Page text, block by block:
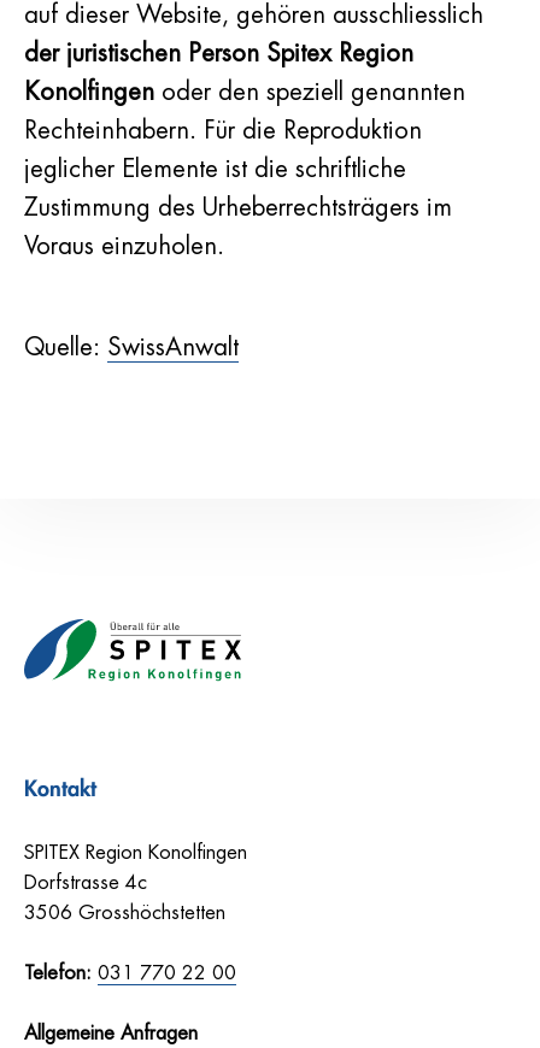
auf dieser Website, gehören ausschliesslich
der juristischen Person Spitex Region
Konolfingen oder den speziell genannten
Rechteinhabern. Für die Reproduktion
jeglicher Elemente ist die schriftliche
Zustimmung des Urheberrechtsträgers im
Voraus einzuholen.
Quelle: SwissAnwalt
Kontakt
SPITEX Region Konolfingen
Dorfstrasse 4c
3506 Grosshöchstetten
Telefon: 031 770 22 00
Allgemeine Anfragen